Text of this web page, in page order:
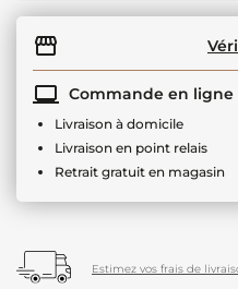
Commande en ligne
Livraison à domicile
Livraison en point relais
Retrait gratuit en magasin
Estimez vos frais de